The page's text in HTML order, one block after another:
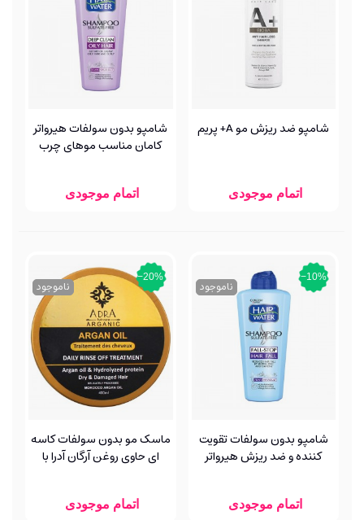
شامپو ضد ریزش مو A+ پریم
اتمام موجودی
شامپو بدون سولفات هیرواتر
کامان مناسب موهای چرب
اتمام موجودی
‎−10%
ناموجود
شامپو بدون سولفات تقویت
کننده و ضد ریزش هیرواتر
اتمام موجودی
‎−20%
ناموجود
ماسک مو بدون سولفات کاسه
ای حاوی روغن آرگان آدرا با
اتمام موجودی